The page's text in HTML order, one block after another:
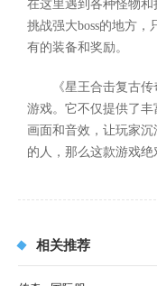
在这里遇到各种怪物和
挑战强大boss的地方
有的装备和奖励。
《星王合击复古
游戏。它不仅提供了
画面和音效，让玩家
的人，那么这款游戏绝
相关推荐